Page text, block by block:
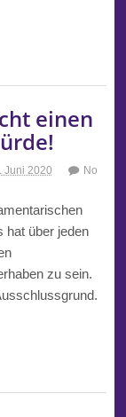
einen
Juni 2020
No
hat über jeden
zu sein.